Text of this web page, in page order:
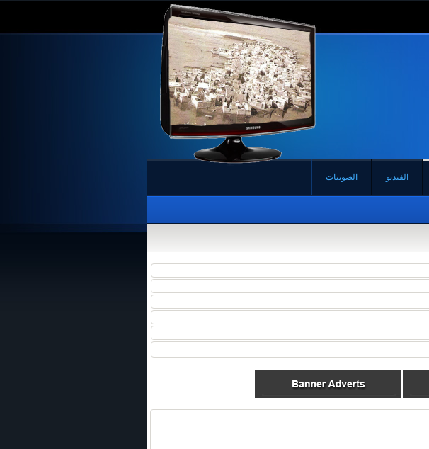
الفيديو الصوتيات